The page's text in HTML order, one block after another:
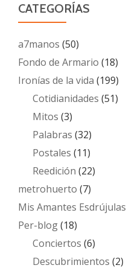
CATEGORÍAS
a7manos (50)
Fondo de Armario (18)
Ironías de la vida (199)
Cotidianidades (51)
Mitos (3)
Palabras (32)
Postales (11)
Reedición (22)
metrohuerto (7)
Mis Amantes Esdrújulas
Per-blog(18)
Conciertos (6)
Descubrimientos (2)